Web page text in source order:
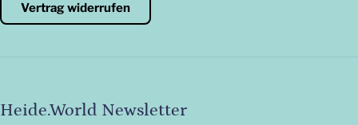
Vertrag widerrufen
Heide.World Newsletter